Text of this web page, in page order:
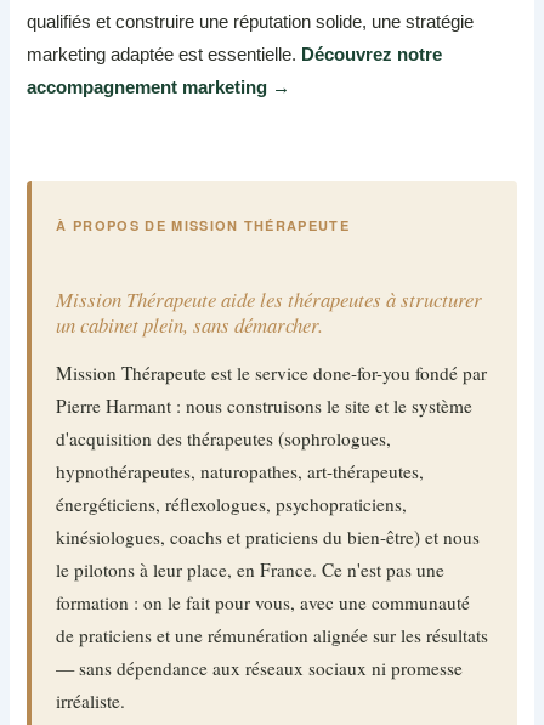
qualifiés et construire une réputation solide, une stratégie
marketing adaptée est essentielle. Découvrez notre
accompagnement marketing →
À PROPOS DE MISSION THÉRAPEUTE
Mission Thérapeute aide les thérapeutes à structurer
un cabinet plein, sans démarcher.
Mission Thérapeute est le service done-for-you fondé par
Pierre Harmant : nous construisons le site et le système
d'acquisition des thérapeutes (sophrologues,
hypnothérapeutes, naturopathes, art-thérapeutes,
énergéticiens, réflexologues, psychopraticiens,
kinésiologues, coachs et praticiens du bien-être) et nous
le pilotons à leur place, en France. Ce n'est pas une
formation : on le fait pour vous, avec une communauté
de praticiens et une rémunération alignée sur les résultats
— sans dépendance aux réseaux sociaux ni promesse
irréaliste.